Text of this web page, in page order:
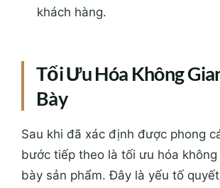
khách hàng.
Tối Ưu Hóa Không
Bày
Sau khi đã xác định được phong
bước tiếp theo là tối ưu hóa
bày sản phẩm. Đây là yếu tố